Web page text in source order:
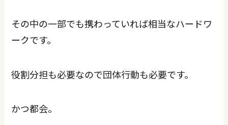
その中の一部でも携わっていれば相当なハードワ
ークです。
役割分担も必要なので団体行動も必要です。
かつ都会。